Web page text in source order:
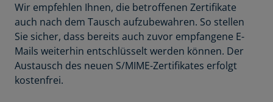
Wir empfehlen Ihnen, die betroffenen Zertifikate
auch nach dem Tausch aufzubewahren. So stellen
Sie sicher, dass bereits auch zuvor empfangene E-
Mails weiterhin entschlüsselt werden können. Der
Austausch des neuen S/MIME-Zertifikates erfolgt
kostenfrei.